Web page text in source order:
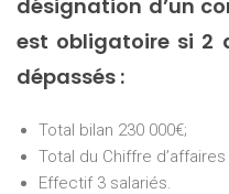
désignation d’un
est obligatoire si 2
dépassés :
Total bilan 230 000€;
Total du Chiffre d’affaires
Effectif 3 salariés.